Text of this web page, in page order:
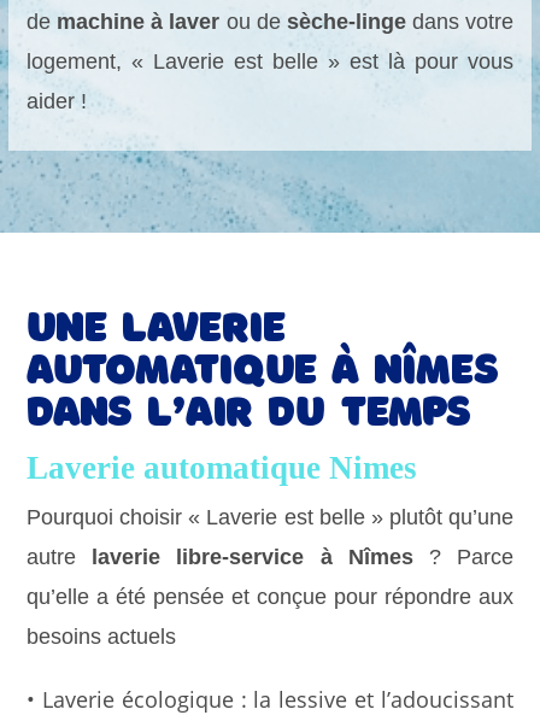
de machine à laver ou de sèche-lingedans votre
logement, « Laverie est belle » est là pour vous
aider !
Une laverie
automatique à Nîmes
dans l’air du temps
Laverie automatique Nimes
Pourquoi choisir « Laverie est belle » plutôt qu’une
autre
laverie libre-service à Nîmes? Parce
qu’elle a été pensée et conçue pour répondre aux
besoins actuels
• Laverie écologique : la lessive et l’adoucissant